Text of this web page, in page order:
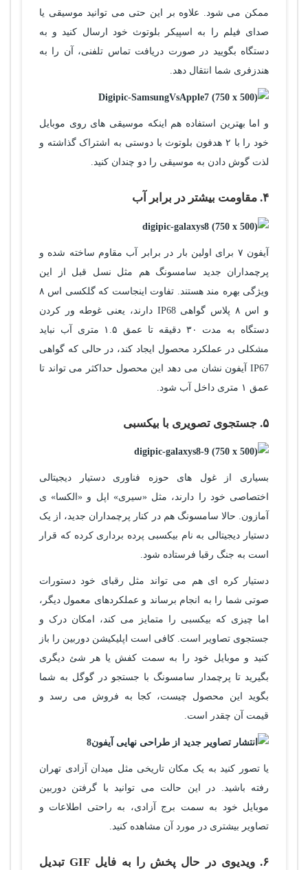
ممکن می شود. علاوه بر این حتی می توانید موسیقی یا
صدای فیلم را به اسپیکر بلوتوث خود ارسال کنید و به
دستگاه بگویید در صورت دریافت تماس تلفنی، آن را به
هندزفری شما انتقال دهد.
و اما بهترین استفاده هم اینکه موسیقی های روی موبایل
خود را با ۲ هدفون بلوتوث با دوستی به اشتراک گذاشته و
لذت گوش دادن به موسیقی را دو چندان کنید.
۴. مقاومت بیشتر در برابر آب
آیفون ۷ برای اولین بار در برابر آب مقاوم ساخته شده و
پرچمداران جدید سامسونگ هم مثل نسل قبل از این
ویژگی بهره مند هستند. تفاوت اینجاست که گلکسی اس ۸
و اس ۸ پلاس گواهی IP68 دارند، یعنی غوطه ور کردن
دستگاه به مدت ۳۰ دقیقه تا عمق ۱.۵ متری آب نباید
مشکلی در عملکرد محصول ایجاد کند، در حالی که گواهی
IP67 آیفون نشان می دهد این محصول حداکثر می تواند تا
عمق ۱ متری داخل آب شود.
۵. جستجوی تصویری با بیکسبی
بسیاری از غول های حوزه فناوری دستیار دیجیتالی
اختصاصی خود را دارند، مثل «سیری» اپل و «الکسا» ی
آمازون. حالا سامسونگ هم در کنار پرچمداران جدید، از یک
دستیار دیجیتالی به نام بیکسبی پرده برداری کرده که قرار
است به جنگ رقبا فرستاده شود.
دستیار کره ای هم می تواند مثل رقبای خود دستورات
صوتی شما را به انجام برساند و عملکردهای معمول دیگر،
اما چیزی که بیکسبی را متمایز می کند، امکان درک و
جستجوی تصاویر است. کافی است اپلیکیشن دوربین را باز
کنید و موبایل خود را به سمت کفش یا هر شئ دیگری
بگیرید تا پرچمدار سامسونگ با جستجو در گوگل به شما
بگوید این محصول چیست، کجا به فروش می رسد و
قیمت آن چقدر است.
یا تصور کنید به یک مکان تاریخی مثل میدان آزادی تهران
رفته باشید. در این حالت می توانید با گرفتن دوربین
موبایل خود به سمت برج آزادی، به راحتی اطلاعات و
تصاویر بیشتری در مورد آن مشاهده کنید.
۶. ویدیوی در حال پخش را به فایل GIF تبدیل